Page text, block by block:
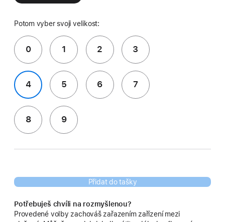
Potom vyber svoji velikost:
0 1 2 3
4 5 6 7
8 9
Přidat do tašky
Potřebuješ chvíli na rozmyšlenou?
Provedené volby zachováš zařazením zařízení mezi